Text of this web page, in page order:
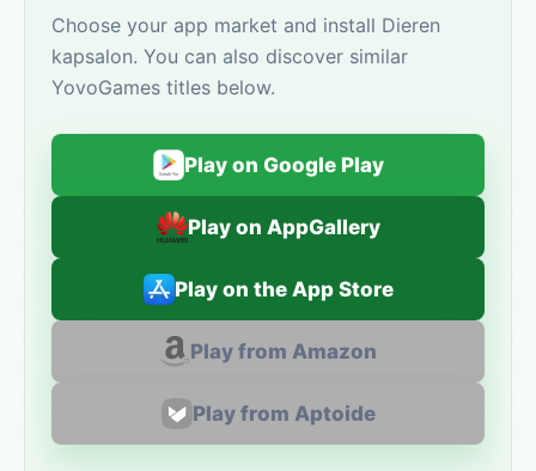
Choose your app market and install Dieren
kapsalon. You can also discover similar
YovoGames titles below.
Play on Google Play
Play on AppGallery
Play on the App Store
Play from Amazon
Play from Aptoide